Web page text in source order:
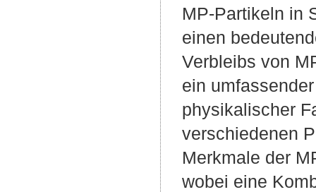
MP-Partikeln in
einen
Verbleibs von
ein
physikalischer
verschiedenen
Merkmale der
wobei eine